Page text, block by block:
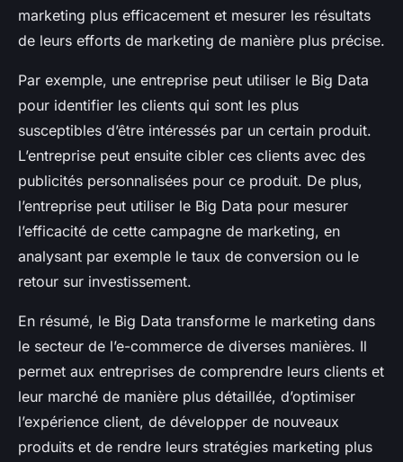
marketing plus efficacement et mesurer les résultats
de leurs efforts de marketing de manière plus précise.
Par exemple, une entreprise peut utiliser le Big Data
pour identifier les clients qui sont les plus
susceptibles d’être intéressés par un certain produit.
L’entreprise peut ensuite cibler ces clients avec des
publicités personnalisées pour ce produit. De plus,
l’entreprise peut utiliser le Big Data pour mesurer
l’efficacité de cette campagne de marketing, en
analysant par exemple le taux de conversion ou le
retour sur investissement.
En résumé, le Big Data transforme le marketing dans
le secteur de l’e-commerce de diverses manières. Il
permet aux entreprises de comprendre leurs clients et
leur marché de manière plus détaillée, d’optimiser
l’expérience client, de développer de nouveaux
produits et de rendre leurs stratégies marketing plus